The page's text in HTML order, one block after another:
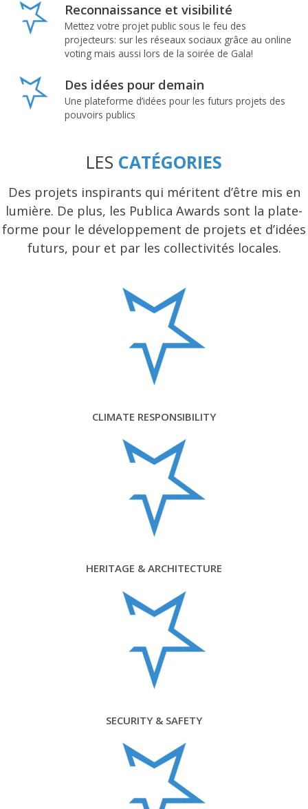
Reconnaissance et visibilité
Mettez votre projet public sous le feu des
projecteurs: sur les réseaux sociaux grâce au online
voting mais aussi lors de la soirée de Gala!
Des idées pour demain
Une plateforme d’idées pour les futurs projets des
pouvoirs publics
LES CATÉGORIES
Des projets inspirants qui méritent d’être mis en
lumière. De plus, les Publica Awards sont la plate-
forme pour le développement de projets et d’idées
futurs, pour et par les collectivités locales.
CLIMATE RESPONSIBILITY
HERITAGE & ARCHITECTURE
SECURITY & SAFETY